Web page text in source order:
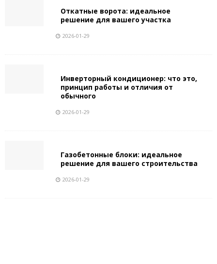
Откатные ворота: идеальное
решение для вашего участка
2026-01-29
Инверторный кондиционер: что это,
принцип работы и отличия от
обычного
2026-01-29
Газобетонные блоки: идеальное
решение для вашего строительства
2026-01-29